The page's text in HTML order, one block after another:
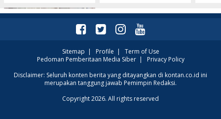
Kalender Lunar China
10-16 Agustus 2026:
Sitemap | Profile | Term of Use
Pedoman Pemberitaan Media Siber| Privacy Policy
Disclaimer: Seluruh konten berita yang ditayangkan di kontan.co.id ini
merupakan tanggung jawab Pemimpin Redaksi.
Copyright 2026. All rights reserved